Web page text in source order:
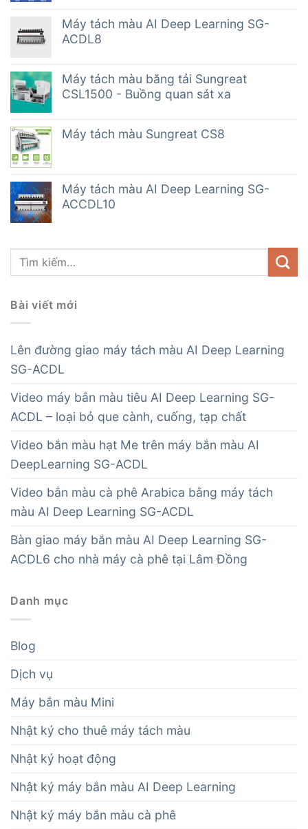
Máy tách màu AI Deep Learning SG-
ACDL8
Máy tách màu băng tải Sungreat
CSL1500 - Buồng quan sát xa
Máy tách màu Sungreat CS8
Máy tách màu AI Deep Learning SG-
ACCDL10
Bài viết mới
Lên đường giao máy tách màu AI Deep Learning
SG-ACDL
Video máy bắn màu tiêu AI Deep Learning SG-
ACDL – loại bỏ que cành, cuống, tạp chất
Video bắn màu hạt Me trên máy bắn màu AI
DeepLearning SG-ACDL
Video bắn màu cà phê Arabica bằng máy tách
màu AI Deep Learning SG-ACDL
Bàn giao máy bắn màu AI Deep Learning SG-
ACDL6 cho nhà máy cà phê tại Lâm Đồng
Danh mục
Blog
Dịch vụ
Máy bắn màu Mini
Nhật ký cho thuê máy tách màu
Nhật ký hoạt động
Nhật ký máy bắn màu AI Deep Learning
Nhật ký máy bắn màu cà phê